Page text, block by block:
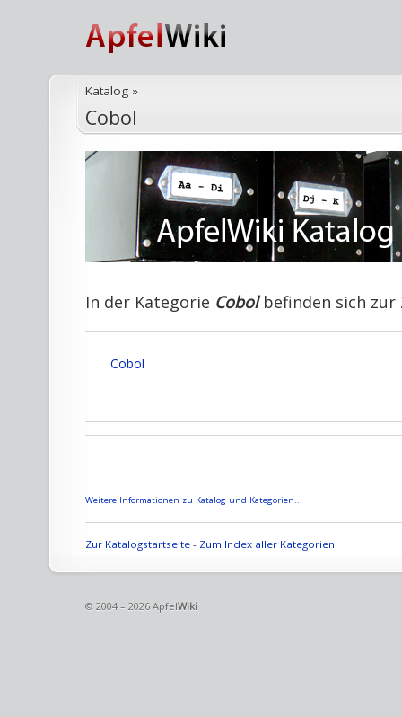
Katalog »
Cobol
In der Kategorie Cobolbefinden sich zur
Cobol
Weitere Informationen zu Katalog und Kategorien...
Zur Katalogstartseite - Zum Index aller Kategorien
© 2004 – 2026 ApfelWiki